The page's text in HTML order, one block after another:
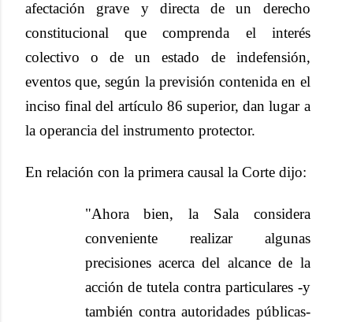
afectación grave y directa de un derecho
constitucional que comprenda el interés
colectivo o de un estado de indefensión,
eventos que, según la previsión contenida en el
inciso final del artículo 86 superior, dan lugar a
la operancia del instrumento protector.
En relación con la primera causal la Corte dijo:
"Ahora bien, la Sala considera
conveniente realizar algunas
precisiones acerca del alcance de la
acción de tutela contra particulares -y
también contra autoridades públicas-